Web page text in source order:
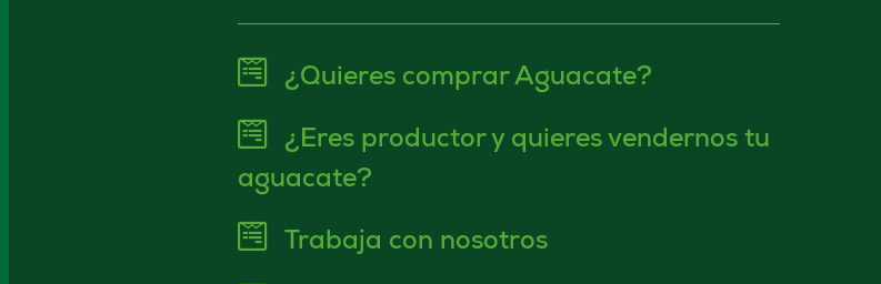
¿Quieres comprar Aguacate?
¿Eres productor y quieres vendernos tu
aguacate?
Trabaja con nosotros